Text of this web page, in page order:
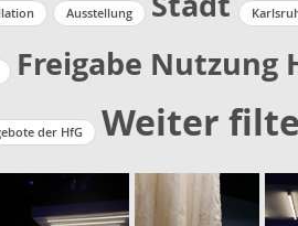
Ausstellung
Freigabe Nutzung
der HfG Weiter